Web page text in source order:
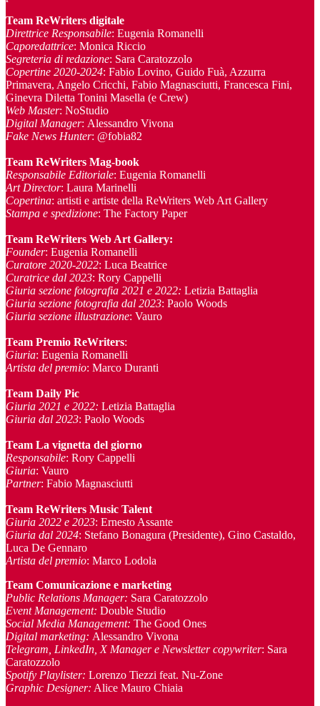
Team ReWriters digitale
Direttrice Responsabile: Eugenia Romanelli
Caporedattrice: Monica Riccio
Segreteria di redazione: Sara Caratozzolo
Copertine 2020-2024: Fabio Lovino, Guido Fuà, Azzurra
Primavera, Angelo Cricchi, Fabio Magnasciutti, Francesca Fini,
Ginevra Diletta Tonini Masella (e Crew)
Web Master: NoStudio
Digital Manager: Alessandro Vivona
Fake News Hunter: @fobia82
Team ReWriters Mag-book
Responsabile Editoriale: Eugenia Romanelli
Art Director: Laura Marinelli
Copertina: artisti e artiste della ReWriters Web Art Gallery
Stampa e spedizione: The Factory Paper
Team ReWriters Web Art Gallery:
Founder: Eugenia Romanelli
Curatore 2020-2022: Luca Beatrice
Curatrice dal 2023: Rory Cappelli
Giuria sezione fotografia 2021 e 2022: Letizia Battaglia
Giuria sezione fotografia dal 2023: Paolo Woods
Giuria sezione illustrazione: Vauro
Team Premio ReWriters:
Giuria: Eugenia Romanelli
Artista del premio: Marco Duranti
Team Daily Pic
Giuria 2021 e 2022: Letizia Battaglia
Giuria dal 2023: Paolo Woods
Team La vignetta del giorno
Responsabile: Rory Cappelli
Giuria: Vauro
Partner: Fabio Magnasciutti
Team ReWriters Music Talent
Giuria 2022 e 2023: Ernesto Assante
Giuria dal 2024: Stefano Bonagura (Presidente), Gino Castaldo,
Luca De Gennaro
Artista del premio: Marco Lodola
Team Comunicazione e marketing
Public Relations Manager: Sara Caratozzolo
Event Management: Double Studio
Social Media Management: The Good Ones
Digital marketing: Alessandro Vivona
Telegram, LinkedIn, X Manager e Newsletter copywriter: Sara
Caratozzolo
Spotify Playlister: Lorenzo Tiezzi feat. Nu-Zone
Graphic Designer: Alice Mauro Chiaia